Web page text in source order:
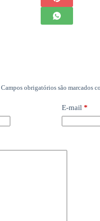
Campos obrigatórios são marcados
E-mail *